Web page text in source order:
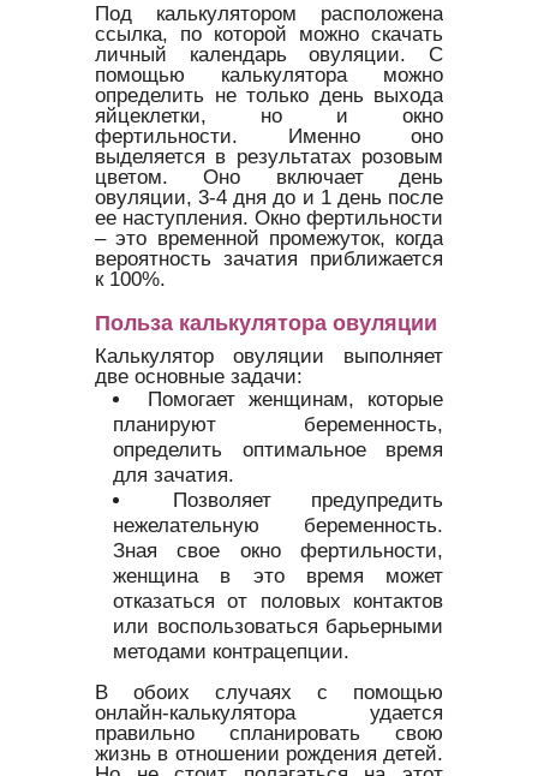
Под калькулятором расположена
ссылка, по которой можно скачать
личный календарь овуляции. С
помощью калькулятора можно
определить не только день выхода
яйцеклетки, но и окно
фертильности. Именно оно
выделяется в результатах розовым
цветом. Оно включает день
овуляции, 3-4 дня до и 1 день после
ее наступления. Окно фертильности
– это временной промежуток, когда
вероятность зачатия приближается
к 100%.
Польза калькулятора овуляции
Калькулятор овуляции выполняет
две основные задачи:
Помогает женщинам, которые
планируют беременность,
определить оптимальное время
для зачатия.
Позволяет предупредить
нежелательную беременность.
Зная свое окно фертильности,
женщина в это время может
отказаться от половых контактов
или воспользоваться барьерными
методами контрацепции.
В обоих случаях с помощью
онлайн-калькулятора удается
правильно спланировать свою
жизнь в отношении рождения детей.